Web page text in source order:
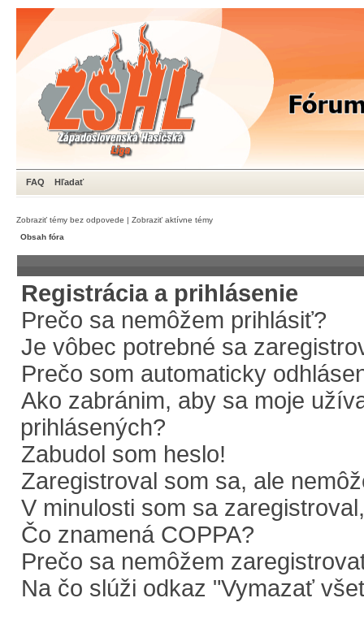
FAQ Hľadať
Zobraziť témy bez odpovede | Zobraziť aktívne témy
Obsah fóra
Registrácia a prihlásenie
Prečo sa nemôžem prihlásiť?
Je vôbec potrebné sa
Prečo som automaticky
Ako zabránim, aby sa moje
prihlásených?
Zabudol som heslo!
Zaregistroval som sa, ale
V minulosti som sa
Čo znamená COPPA?
Prečo sa nemôžem
Na čo slúži odkaz "Vymazať